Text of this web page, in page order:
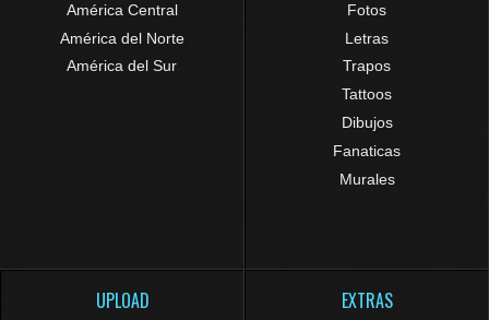
América Central
América del Norte
América del Sur
Fotos
Letras
Trapos
Tattoos
Dibujos
Fanaticas
Murales
UPLOAD EXTRAS